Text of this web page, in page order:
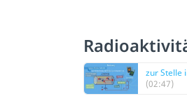
zur Stelle
(02:47)